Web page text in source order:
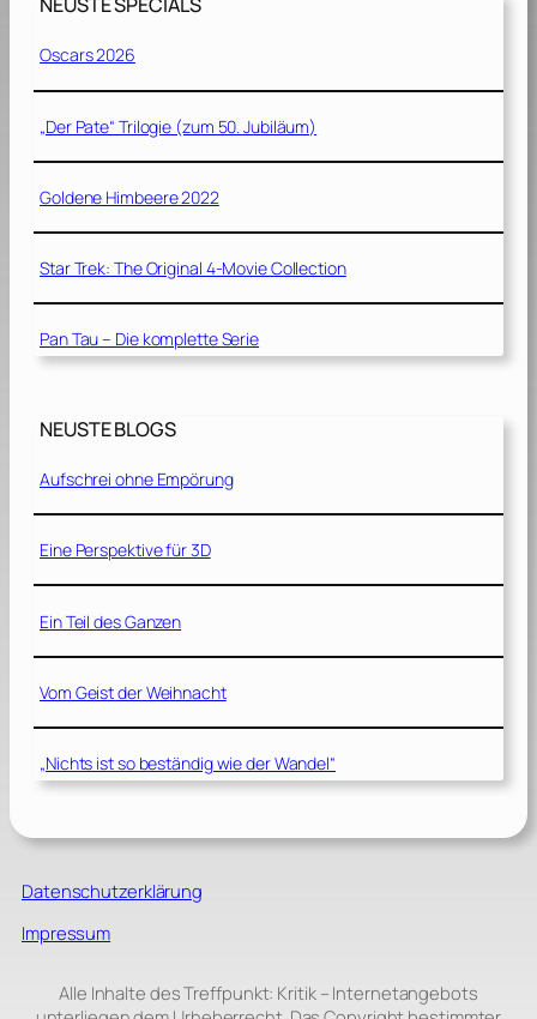
Oscars 2026
„Der Pate“ Trilogie (zum 50. Jubiläum)
Goldene Himbeere 2022
Star Trek: The Original 4-Movie Collection
Pan Tau – Die komplette Serie
NEUSTE BLOGS
Aufschrei ohne Empörung
Eine Perspektive für 3D
Ein Teil des Ganzen
Vom Geist der Weihnacht
„Nichts ist so beständig wie der Wandel“
Datenschutzerklärung
Impressum
Alle Inhalte des Treffpunkt: Kritik – Internetangebots